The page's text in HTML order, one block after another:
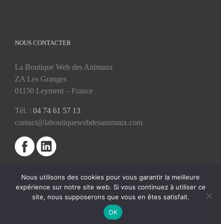
NOUS CONTACTER
La Boutique Web des Animaux
ZA Les Granges
01150 Leyment – France
Tél. : 04 74 61 57 13
contact@laboutiquewebdesanimaux.com
2018 © La Boutique Web des Animaux | Réalisé par
Nous utilisons des cookies pour vous garantir la meilleure
expérience sur notre site web. Si vous continuez à utiliser ce
site, nous supposerons que vous en êtes satisfait.
OK